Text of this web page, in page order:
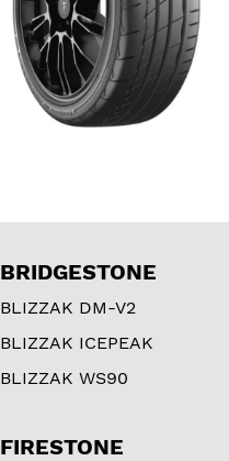
BRIDGESTONE
BLIZZAK DM-V2
BLIZZAK ICEPEAK
BLIZZAK WS90
FIRESTONE